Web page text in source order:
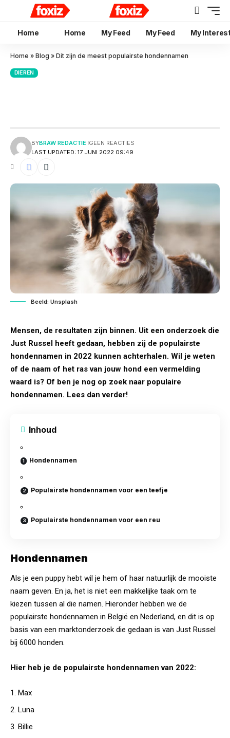
Home Home My Feed My Feed My
Home » Blog » Dit zijn de meest populairste hondennamen
DIEREN
LAST UPDATED: 17 JUNI 2022 09:49
BYBRAW REDACTIE GEEN REACTIES
Beeld: Unsplash
Mensen, de resultaten zijn binnen. Uit een onderzoek die
Just Russel heeft gedaan, hebben zij de populairste
hondennamen in 2022 kunnen achterhalen. Wil je weten
of de naam of het ras van jouw hond een vermelding
waard is? Of ben je nog op zoek naar populaire
hondennamen. Lees dan verder!
Inhoud
Hondennamen
Populairste hondennamen voor een teefje
Populairste hondennamen voor een reu
Hondennamen
Als je een puppy hebt wil je hem of haar natuurlijk de mooiste
naam geven. En ja, het is niet een makkelijke taak om te
kiezen tussen al die namen. Hieronder hebben we de
populairste hondennamen in België en Nederland, en dit is op
basis van een marktonderzoek die gedaan is van Just Russel
bij 6000 honden.
Hier heb je de populairste hondennamen van 2022:
Max
Luna
Billie